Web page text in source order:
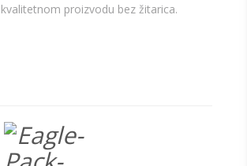
proizvodu bez žitarica.